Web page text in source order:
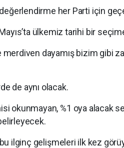
her Parti için
ülkemiz tarihi bir
merdiven dayamış bizim gibi
de aynı olacak.
okunmayan, %1 oya alacak
bu ilginç gelişmeleri ilk kez